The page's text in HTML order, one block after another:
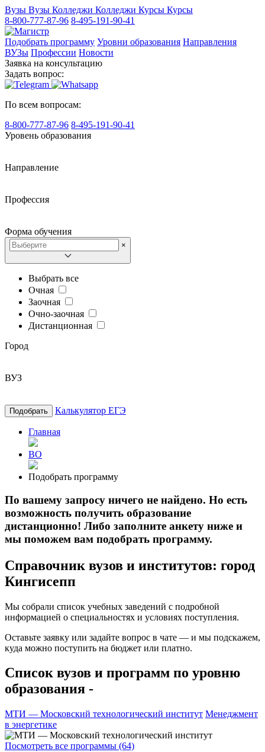
Вузы Вузы Колледжи Колледжи Курсы Курсы
8-800-777-87-96 8-495-191-90-41
Подобрать программу Уровни образования Направления
ВУЗы Профессии Новости
Заявка на консультацию
Задать вопрос:
По всем вопросам:
8-800-777-87-96 8-495-191-90-41
Уровень образования
Направление
Профессия
Форма обучения
×
Выбрать все
Очная
Заочная
Очно-заочная
Дистанционная
Город
ВУЗ
Подобрать Калькулятор ЕГЭ
Главная
ВО
Подобрать программу
По вашему запросу ничего не найдено. Но есть
возможность получить образование
дистанционно! Либо заполните анкету ниже и
мы поможем вам подобрать программу.
Справочник вузов и институтов: город
Кингисепп
Мы собрали список учебных заведений с подробной
информацией о специальностях и условиях поступления.
Оставьте заявку или задайте вопрос в чате — и мы подскажем,
куда можно поступить на бюджет или платно.
Список вузов и программ по уровню
образования -
МТИ — Московский технологический институт Менеджмент
в энергетике
Посмотреть все программы (64)